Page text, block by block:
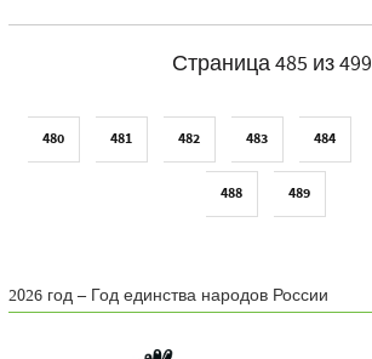
Страница 485 из 499
480 481 482 483 484
488 489
2026 год – Год единства народов России